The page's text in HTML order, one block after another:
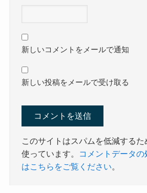
新しいコメントをメールで通知
新しい投稿をメールで受け取る
このサイトはスパムを低減するた
使っています。
コメントデータ
はこちらをご覧ください。